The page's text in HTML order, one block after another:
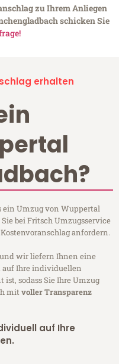
zu Ihrem Anliegen
schicken Sie
erhalten
Umzug von Wuppertal
bei Fritsch Umzugsservice
anfordern.
wir liefern Ihnen eine
auf Ihre individuellen
sodass Sie Ihre Umzug
mitvoller Transparenz
auf Ihre